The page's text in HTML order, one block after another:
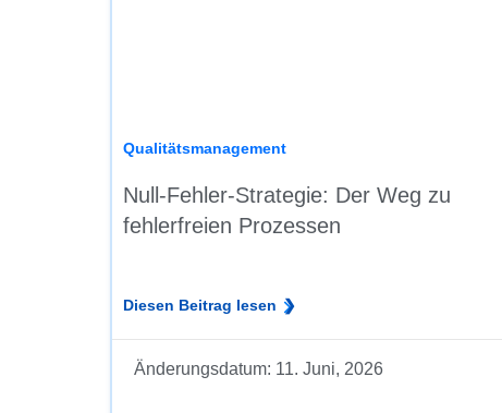
Qualitätsmanagement
Null-Fehler-Strategie: Der Weg zu
fehlerfreien Prozessen
Diesen Beitrag lesen
Änderungsdatum: 11. Juni, 2026